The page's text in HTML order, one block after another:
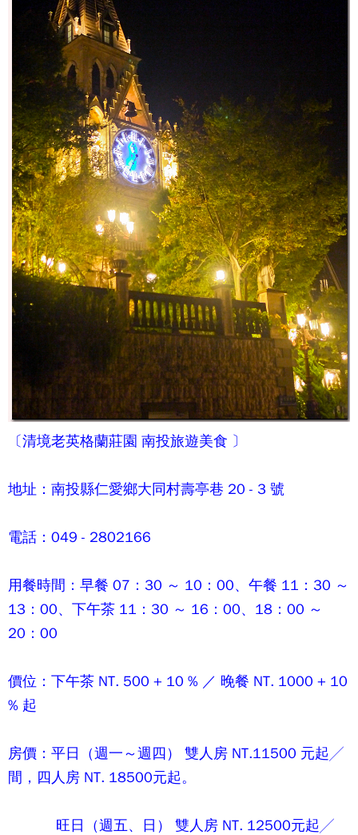
〔清境老英格蘭莊園 南投旅遊美食 〕
地址：南投縣仁愛鄉大同村壽亭巷 20 - 3 號
電話：049 - 2802166
用餐時間：早餐 07：30 ～ 10：00、午餐 11：30 ～
13：00、下午茶 11：30 ～ 16：00、18：00 ～
20：00
價位：下午茶 NT. 500 + 10 % ／ 晚餐 NT. 1000 + 10
% 起
房價：平日（週一～週四） 雙人房 NT.11500 元起╱
間，四人房 NT. 18500元起。
旺日（週五、日） 雙人房 NT. 12500元起╱